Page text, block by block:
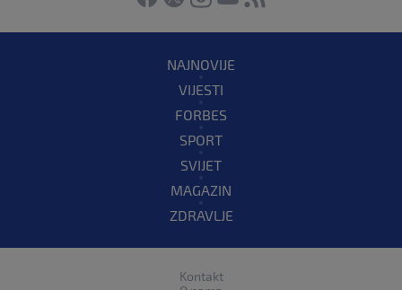
NAJNOVIJE
VIJESTI
FORBES
SPORT
SVIJET
MAGAZIN
ZDRAVLJE
Kontakt